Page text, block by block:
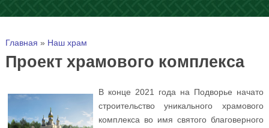
Вы здесь
Главная » Наш храм
Проект храмового комплекса
В конце 2021 года на Подворье начато
строительство уникального храмового
комплекса во имя святого благоверного